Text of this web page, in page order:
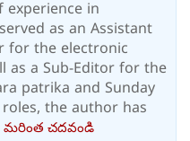
experience in
as an Assistant
for the electronic
as a Sub-Editor for the
patrika and Sunday
the author has
మరింత చదవండి